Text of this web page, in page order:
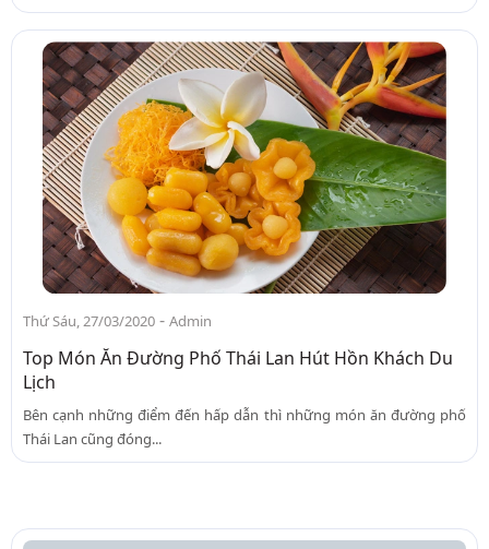
Thứ Sáu, 27/03/2020 - Admin
Top Món Ăn Đường Phố Thái Lan Hút Hồn Khách Du
Lịch
Bên cạnh những điểm đến hấp dẫn thì những món ăn đường phố
Thái Lan cũng đóng...